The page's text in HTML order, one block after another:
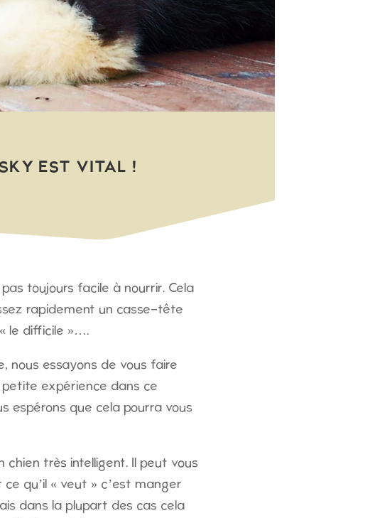
EST VITAL !
toujours facile à nourrir. Cela
rapidement un casse-tête
le difficile »….
nous essayons de vous faire
expérience dans ce
espérons que cela pourra vous
chien très intelligent. Il peut vous
qu’il « veut » c’est manger
dans la plupart des cas cela